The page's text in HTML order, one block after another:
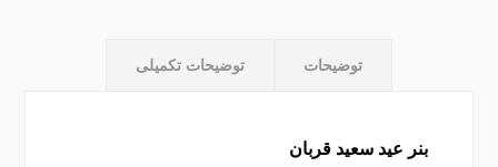
توضیحات توضیحات تکمیلی
بنر عید سعید قربان